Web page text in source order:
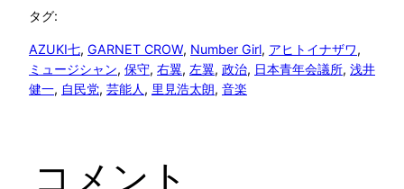
タグ:
AZUKI七, GARNET CROW, Number Girl, アヒトイナザワ
ミュージシャン, 保守, 右翼, 左翼, 政治, 日本青年会議所, 浅井
健一, 自民党, 芸能人 , 里見浩太朗, 音楽
コメント